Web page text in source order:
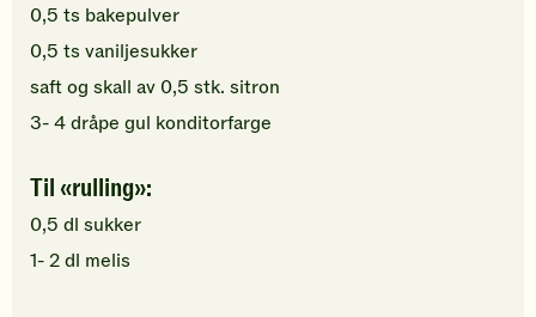
0,5 ts bakepulver
0,5 ts vaniljesukker
saft og skall av 0,5 stk. sitron
3-4dråpe gul konditorfarge
Til «rulling»:
0,5 dl sukker
1-2dl melis